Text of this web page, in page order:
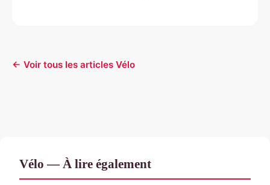
← Voir tous les articles Vélo
Vélo — À lire également